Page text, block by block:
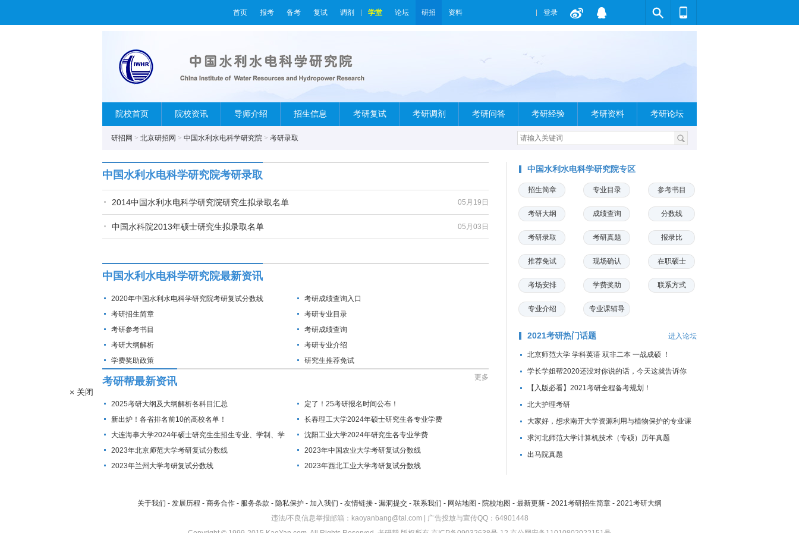
首页 报考 备考 复试 调剂 学堂 论坛 研招 资料 登录
院校首页 院校资讯 导师介绍 招生信息 考研复试 考研调剂 考研问答 考研经验 考研资料 考研论坛
研招网 > 北京研招网 > 中国水利水电科学研究院 > 考研录取
中国水利水电科学研究院考研录取
05月19日
2014中国水利水电科学研究院研究生拟录取名单
05月03日
中国水科院2013年硕士研究生拟录取名单
中国水利水电科学研究院最新资讯
2020年中国水利水电科学研究院考研复试分数线
考研成绩查询入口
考研招生简章
考研专业目录
考研参考书目
考研成绩查询
考研大纲解析
考研专业介绍
学费奖助政策
研究生推荐免试
考研帮最新资讯 更多
2025考研大纲及大纲解析各科目汇总
定了！25考研报名时间公布！
新出炉！各省排名前10的高校名单！
长春理工大学2024年硕士研究生各专业学费
大连海事大学2024年硕士研究生生招生专业、学制、学
费标准及拟招生人数
沈阳工业大学2024年研究生各专业学费
2023年北京师范大学考研复试分数线
2023年中国农业大学考研复试分数线
2023年兰州大学考研复试分数线
2023年西北工业大学考研复试分数线
中国水利水电科学研究院专区
招生简章 专业目录 参考书目
考研大纲 成绩查询 分数线
考研录取 考研真题 报录比
推荐免试 现场确认 在职硕士
考场安排 学费奖助 联系方式
专业介绍 专业课辅导
2021考研热门话题 进入论坛
北京师范大学 学科英语 双非二本 一战成硕 ！
学长学姐帮2020还没对你说的话，今天这就告诉你
【入版必看】2021考研全程备考规划！
北大护理考研
大家好，想求南开大学资源利用与植物保护的专业课
资料...
求河北师范大学计算机技术（专硕）历年真题
出马院真题
关于我们 - 发展历程 - 商务合作 - 服务条款 - 隐私保护 - 加入我们 - 友情链接 - 漏洞提交 - 联系我们 - 网站地图 - 院校地图 - 最新更新 - 2021考研招生简章 - 2021考研大纲
违法/不良信息举报邮箱：kaoyanbang@tal.com | 广告投放与宣传QQ：64901448
× 关闭